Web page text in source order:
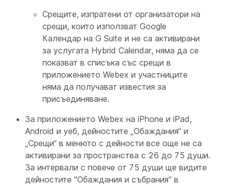
Срещите, изпратени от организатори на
срещи, които използват Google
Календар на G Suite и не са активирани
за услугата Hybrid Calendar, няма да се
показват в списъка със срещи в
приложението Webex и участниците
няма да получават известия за
присъединяване.
За приложението Webex на iPhone и iPad,
Android и уеб, дейностите „Обаждания“ и
„Срещи“ в менюто с дейности все още не са
активирани за пространства с 26 до 75 души.
За интервали с повече от 75 души ще видите
дейностите "Обаждания и събрания" в